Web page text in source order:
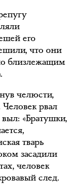
его
что они
близлежащим
челюсти,
рвал
«Братушки,
тварь
засадили
человек
след.